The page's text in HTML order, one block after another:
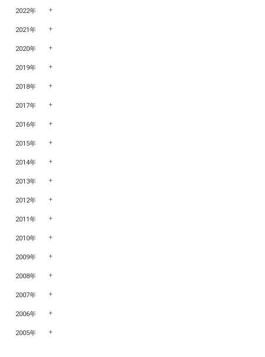
2022年
2021年
2020年
2019年
2018年
2017年
2016年
2015年
2014年
2013年
2012年
2011年
2010年
2009年
2008年
2007年
2006年
2005年